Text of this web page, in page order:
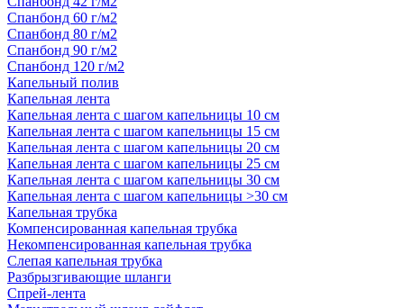
Спанбонд 60 г/м2
Спанбонд 80 г/м2
Спанбонд 90 г/м2
Спанбонд 120 г/м2
Капельный полив
Капельная лента
Капельная лента с шагом капельницы 10 см
Капельная лента с шагом капельницы 15 см
Капельная лента с шагом капельницы 20 см
Капельная лента с шагом капельницы 25 см
Капельная лента с шагом капельницы 30 см
Капельная лента с шагом капельницы >30 см
Капельная трубка
Компенсированная капельная трубка
Некомпенсированная капельная трубка
Слепая капельная трубка
Разбрызгивающие шланги
Спрей-лента